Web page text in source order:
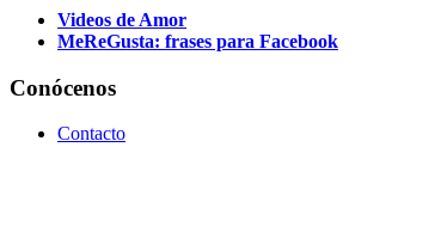
Videos de Amor
MeReGusta: frases para Facebook
Conócenos
Contacto